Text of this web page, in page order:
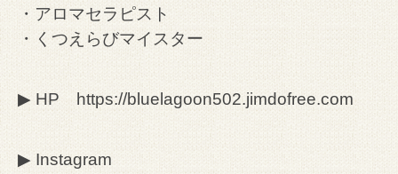
・アロマセラピスト
・くつえらびマイスター
▶︎ HP https://bluelagoon502.jimdofree.com
▶︎ Instagram